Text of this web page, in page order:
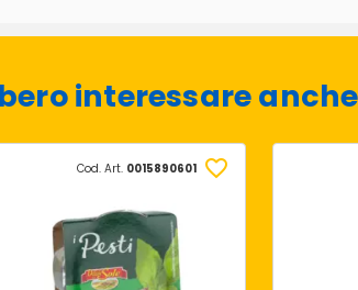
interessare
Cod. Art. 0015890601